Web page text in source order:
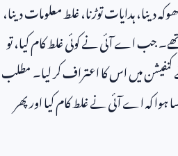
دینا، ہدایات توڑنا، غلط معلومات دینا،
جب اے آئی نے کوئی غلط کام کیا، تو
میں اس کا اعتراف کر لیا۔ مطلب
ہوا کہ اے آئی نے غلط کام کیا اور پھر